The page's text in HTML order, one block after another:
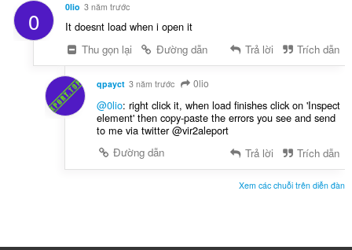
0 0lio 3 năm trước
It doesnt load when i open it
Thu gọn lại
Đường dẫn Trả lời Trích dẫn
qpayct 3 năm trước 0lio
@0lio: right click it, when load finishes click on 'Inspect
element' then copy-paste the errors you see and send
to me via twitter @vir2aleport
Đường dẫn
Trả lời Trích dẫn
Xem các chuỗi trên diễn đàn